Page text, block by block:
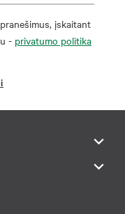
įskaitant
- privatumo politika